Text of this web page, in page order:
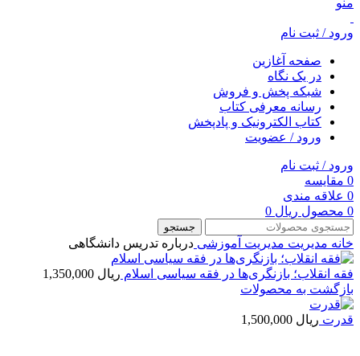
منو
ورود / ثبت نام
صفحه آغازین
در یک نگاه
شبکه پخش و فروش
رسانه معرفی کتاب
کتاب الکترونیک و پادپخش
ورود / عضویت
ورود / ثبت نام
0 مقایسه
0 علاقه مندی
0 محصول ریال
جستجو
خانه مديريت مدیریت آموزشی درباره تدریس دانشگاهی
فقه انقلاب؛ بازنگری‌ها در فقه سیاسی اسلام ریال
بازگشت به محصولات
قدرت ریال